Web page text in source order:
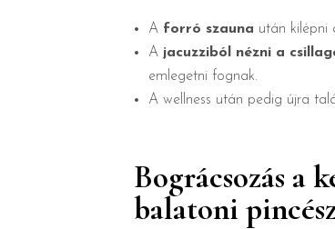
A forró szauna után kilépni
A jacuzziból nézni a
emlegetni fognak.
A wellness után pedig újra
Bográcsozás a
balatoni